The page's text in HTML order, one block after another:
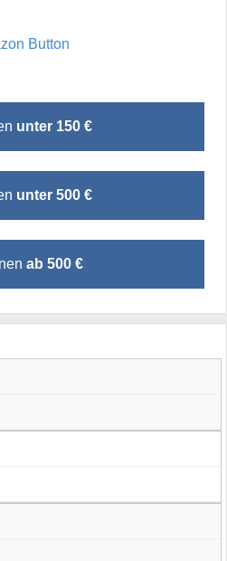
unter 150 €
unter 500 €
ab 500 €